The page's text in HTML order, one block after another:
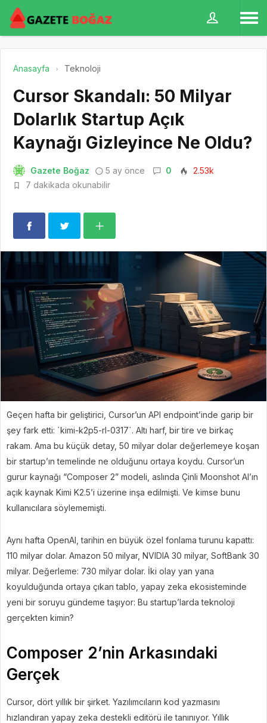
Anasayfa Teknoloji
Cursor Skandalı: 50 Milyar
Dolarlık Startup Açık
Kaynağı Gizleyince Ne Oldu?
Gazete Boğaz 5 ay önce 0
2.53k
7 dakikada okunabilir
Geçen hafta bir geliştirici, Cursor’un API endpoint’inde garip bir
şey fark etti: `kimi-k2p5-rl-0317`. Altı harf, bir tire ve birkaç
rakam. Ama bu küçük detay, 50 milyar dolar değerlemeye koşan
bir startup’ın temelinde ne olduğunu ortaya koydu. Cursor’un
gurur kaynağı “Composer 2” modeli, aslında Çinli Moonshot AI’ın
açık kaynak Kimi K2.5’i üzerine inşa edilmişti. Ve kimse bunu
kullanıcılara söylememişti.
Aynı hafta OpenAI, tarihin en büyük özel fonlama turunu kapattı:
110 milyar dolar. Amazon 50 milyar, NVIDIA 30 milyar, SoftBank 30
milyar. Değerleme: 730 milyar dolar. İki olay yan yana
koyulduğunda ortaya çıkan tablo, yapay zeka ekosisteminde
yeni bir soruyu gündeme taşıyor: Bu startup’larda teknoloji
gerçekten kimin?
Composer 2’nin Arkasındaki
Gerçek
Cursor, dört yıllık bir şirket. Yazılımcıların kod yazmasını
hızlandıran yapay zeka destekli editörü ile tanınıyor. Yıllık